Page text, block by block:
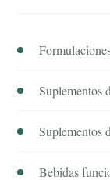
Suplementos
Suplementos
Bebidas